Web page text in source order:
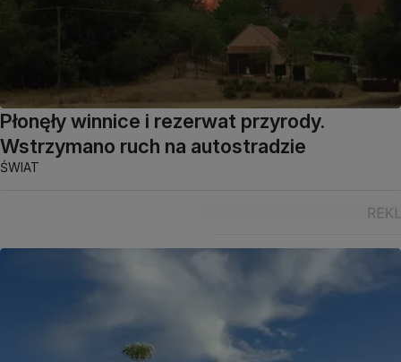
Płonęły winnice i rezerwat przyrody.
Wstrzymano ruch na autostradzie
ŚWIAT